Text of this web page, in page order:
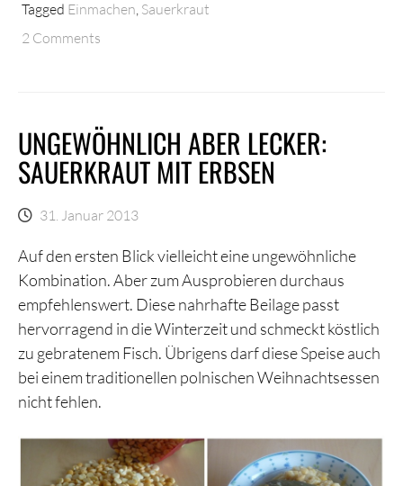
Tagged Einmachen Sauerkraut
2 Comments
UNGEWÖHNLICH ABER LECKER:
SAUERKRAUT MIT ERBSEN
31. Januar 2013
Auf den ersten Blick vielleicht eine ungewöhnliche
Kombination. Aber zum Ausprobieren durchaus
empfehlenswert. Diese nahrhafte Beilage passt
hervorragend in die Winterzeit und schmeckt köstlich
zu gebratenem Fisch. Übrigens darf diese Speise auch
bei einem traditionellen polnischen Weihnachtsessen
nicht fehlen.